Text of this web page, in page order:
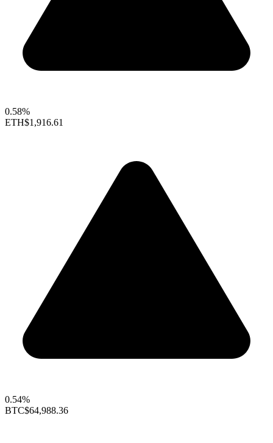
0.58%
ETH$1,916.61
0.54%
BTC$64,988.36